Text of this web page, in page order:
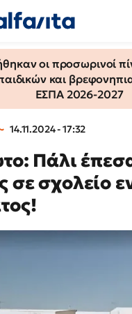
οι προσωρινοί
και
ΕΣΠΑ 2026-2027
14.11.2024 - 17:32
Πάλι
σε σχολείο